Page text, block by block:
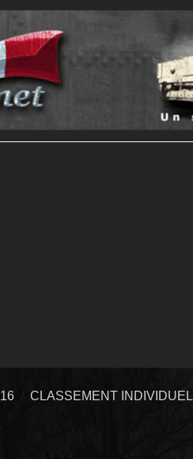
CLASSEMENT INDIVIDUEL